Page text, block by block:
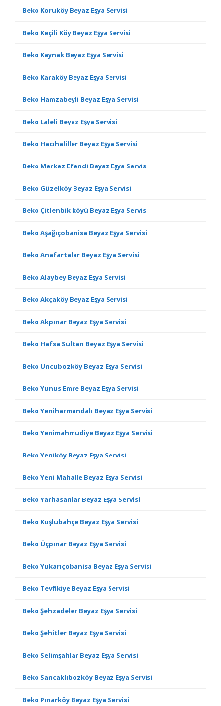
Beko Koruköy Beyaz Eşya Servisi
Beko Keçili Köy Beyaz Eşya Servisi
Beko Kaynak Beyaz Eşya Servisi
Beko Karaköy Beyaz Eşya Servisi
Beko Hamzabeyli Beyaz Eşya Servisi
Beko Laleli Beyaz Eşya Servisi
Beko Hacıhaliller Beyaz Eşya Servisi
Beko Merkez Efendi Beyaz Eşya Servisi
Beko Güzelköy Beyaz Eşya Servisi
Beko Çitlenbik köyü Beyaz Eşya Servisi
Beko Aşağıçobanisa Beyaz Eşya Servisi
Beko Anafartalar Beyaz Eşya Servisi
Beko Alaybey Beyaz Eşya Servisi
Beko Akçaköy Beyaz Eşya Servisi
Beko Akpınar Beyaz Eşya Servisi
Beko Hafsa Sultan Beyaz Eşya Servisi
Beko Uncubozköy Beyaz Eşya Servisi
Beko Yunus Emre Beyaz Eşya Servisi
Beko Yeniharmandalı Beyaz Eşya Servisi
Beko Yenimahmudiye Beyaz Eşya Servisi
Beko Yeniköy Beyaz Eşya Servisi
Beko Yeni Mahalle Beyaz Eşya Servisi
Beko Yarhasanlar Beyaz Eşya Servisi
Beko Kuşlubahçe Beyaz Eşya Servisi
Beko Üçpınar Beyaz Eşya Servisi
Beko Yukarıçobanisa Beyaz Eşya Servisi
Beko Tevfikiye Beyaz Eşya Servisi
Beko Şehzadeler Beyaz Eşya Servisi
Beko Şehitler Beyaz Eşya Servisi
Beko Selimşahlar Beyaz Eşya Servisi
Beko Sancaklıbozköy Beyaz Eşya Servisi
Beko Pınarköy Beyaz Eşya Servisi